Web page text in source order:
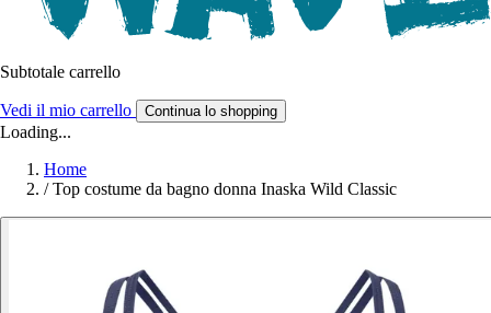
Subtotale carrello
Vedi il mio carrello Continua lo shopping
Loading...
Home
/ Top costume da bagno donna Inaska Wild Classic